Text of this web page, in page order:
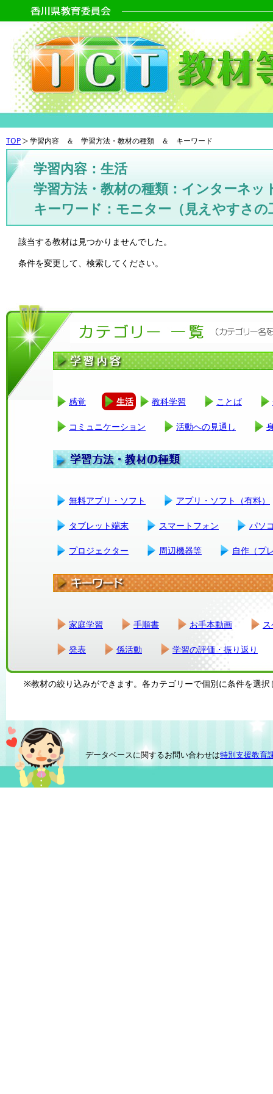
TOP 学習内容 ＆ 学習方法・教材の種類 ＆ キーワード
学習内容：生活
学習方法・教材の種類：インターネッ
キーワード：モニター（見えやすさの
該当する教材は見つかりませんでした。
条件を変更して、検索してください。
感覚 生活 教科学習 ことば
コミュニケーション 活動への見通し
無料アプリ・ソフト アプリ・ソフト（有料）
タブレット端末 スマートフォン パソ
プロジェクター 周辺機器等 自作（プ
家庭学習 手順書 お手本動画
発表 係活動 学習の評価・振り返り
※教材の絞り込みができます。各カテゴリーで個別に条件を選択
データベースに関するお問い合わせは特別支援教育